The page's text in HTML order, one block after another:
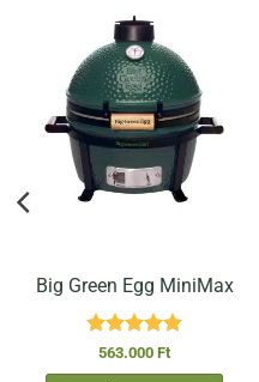
Big Green Egg MiniMax
Értékelés:5
/ 5
563.000 Ft